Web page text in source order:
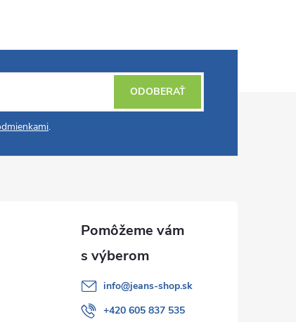
.
ODOBERAŤ
info@jeans-shop.sk
+420 605 837 535